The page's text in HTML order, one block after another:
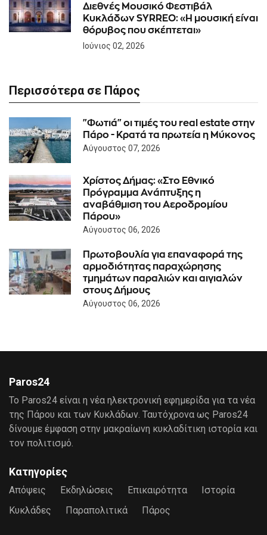
Διεθνές Μουσικό Φεστιβάλ
Κυκλάδων SYRREO: «Η μουσική είναι
θόρυβος που σκέπτεται»
Ιούνιος 02, 2026
Περισσότερα σε Πάρος
"Φωτιά" οι τιμές του real estate στην
Πάρο - Κρατά τα πρωτεία η Μύκονος
Αύγουστος 07, 2026
Χρίστος Δήμας: «Στο Εθνικό
Πρόγραμμα Ανάπτυξης η
αναβάθμιση του Αεροδρομίου
Πάρου»
Αύγουστος 06, 2026
Πρωτοβουλία για επαναφορά της
αρμοδιότητας παραχώρησης
τμημάτων παραλιών και αιγιαλών
στους Δήμους
Αύγουστος 06, 2026
Paros24
Το Paros24 είναι η νέα ηλεκτρονική εφημερίδα για τα νέα
της Πάρου και των Κυκλάδων. Ταυτόχρονα ως Paros24
δίνουμε έμφαση στην μακραίωνη κυκλαδίτικη ιστορία και
τον πολιτισμό.
Κατηγορίες
Απόψεις Εκδηλώσεις Επικαιρότητα
Ιστορία
Κυκλάδες
Παραπολιτικά Πάρος